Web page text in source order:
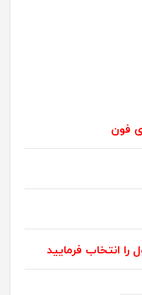
فون
انتخاب فرمایید